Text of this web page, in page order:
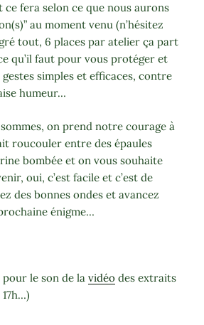
fera selon ce que nous aurons
au moment venu (n’hésitez
tout, 6 places par atelier ça part
qu’il faut pour vous protéger et
simples et efficaces, contre
humeur…
on prend notre courage à
roucouler entre des épaules
bombée et on vous souhaite
oui, c’est facile et c’est de
des bonnes ondes et avancez
énigme…
le son de la vidéo des extraits